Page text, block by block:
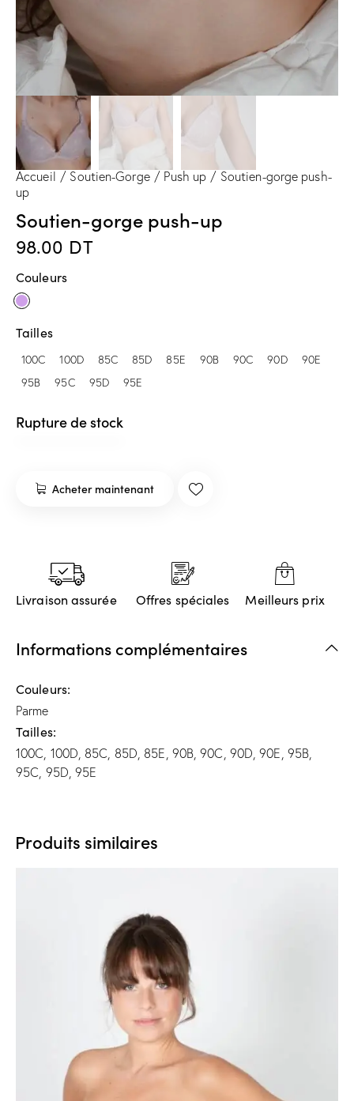
Accueil Soutien-Gorge Push up
Soutien-gorge push-
up
Soutien-gorge push-up
98.00 DT
Couleurs
Tailles
100C 100D 85C 85D 85E 90B 90C 90D
90E
95B
95C 95D 95E
Rupture de stock
Acheter maintenant
Livraison assurée Offres spéciales Meilleurs prix
Informations complémentaires
Couleurs
Parme
Tailles
100C, 100D, 85C, 85D, 85E, 90B, 90C, 90D, 90E, 95B,
95C, 95D, 95E
Produits similaires